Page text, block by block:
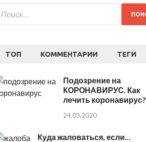
ТОП КОММЕНТАРИИ ТЕГИ
Подозрение на
КОРОНАВИРУС. Как
лечить коронавирус?
24.03.2020
Куда жаловаться, если…